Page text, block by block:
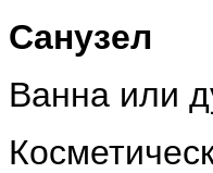
Санузел
Ванна или